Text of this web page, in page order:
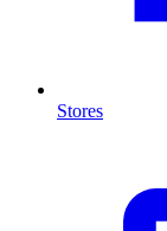
Stores